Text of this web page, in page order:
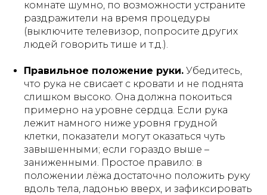
комнате шумно, по возможности устраните
раздражители на время процедуры
(выключите телевизор, попросите других
людей говорить тише и т.д.).
Правильное положение руки. Убедитесь,
что рука не свисает с кровати и не поднята
слишком высоко. Она должна покоиться
примерно на уровне сердца. Если рука
лежит намного ниже уровня грудной
клетки, показатели могут оказаться чуть
завышенными; если гораздо выше –
заниженными. Простое правило: в
положении лёжа достаточно положить руку
вдоль тела, ладонью вверх, и зафиксировать